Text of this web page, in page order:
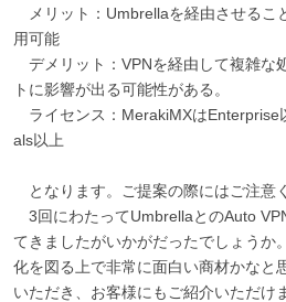
メリット：Umbrellaを経由させるこ
用可能
デメリット：VPNを経由して複雑な
トに影響が出る可能性がある。
ライセンス：MerakiMXはEnterprise
als以上
となります。ご提案の際にはご注意
3回にわたってUmbrellaとのAuto
てきましたがいかがだったでしょうか
化を図る上で非常に面白い商材かなと
いただき、お客様にもご紹介いただけ